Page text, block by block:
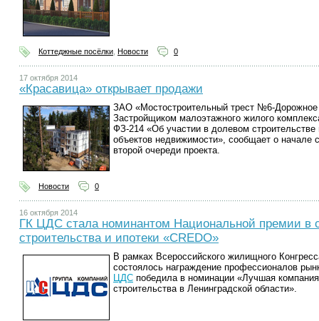
Коттеджные посёлки Новости 0
17 октября 2014
«Красавица» открывает продажи
ЗАО «Мостостроительный трест №6-Дорожное
Застройщиком малоэтажного жилого
ФЗ-214 «Об участии в долевом
объектов недвижимости», сообщает о начале
второй очереди проекта.
Новости 0
16 октября 2014
ГК ЦДС стала номинантом Национальной премии в
строительства и ипотеки «CREDO»
В рамках Всероссийского жилищного
состоялось награждение профессионалов
ЦДС победила в номинации «Лучшая
строительства в Ленинградской области».